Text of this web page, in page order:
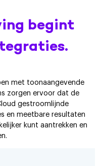
begint
met toonaangevende
zorgen ervoor dat de
gestroomlijnde
en meetbare resultaten
kunt aantrekken en